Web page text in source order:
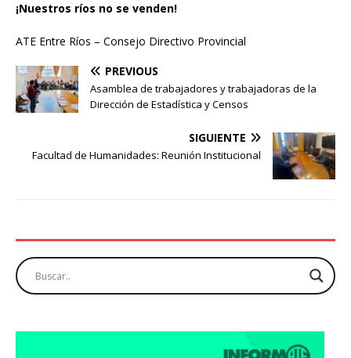
¡Nuestros ríos no se venden!
ATE Entre Ríos – Consejo Directivo Provincial
PREVIOUS
Asamblea de trabajadores y trabajadoras de la
Dirección de Estadística y Censos
SIGUIENTE
Facultad de Humanidades: Reunión Institucional